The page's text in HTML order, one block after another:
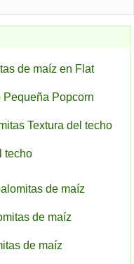
de maíz en Flat
Pequeña Popcorn
Textura del techo
techo
de maíz
de maíz
de maíz